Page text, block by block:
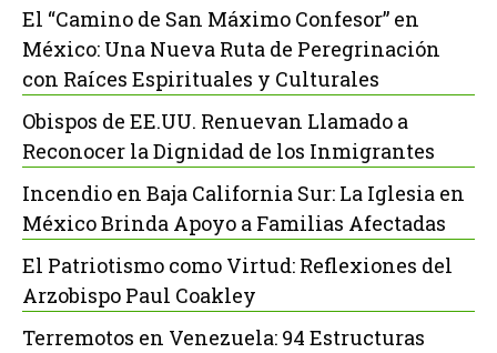
El “Camino de San Máximo Confesor” en
México: Una Nueva Ruta de Peregrinación
con Raíces Espirituales y Culturales
Obispos de EE.UU. Renuevan Llamado a
Reconocer la Dignidad de los Inmigrantes
Incendio en Baja California Sur: La Iglesia en
México Brinda Apoyo a Familias Afectadas
El Patriotismo como Virtud: Reflexiones del
Arzobispo Paul Coakley
Terremotos en Venezuela: 94 Estructuras